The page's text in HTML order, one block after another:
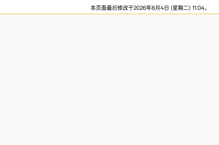
本页面最后修改于2026年8月4日 (星期二) 11:04。